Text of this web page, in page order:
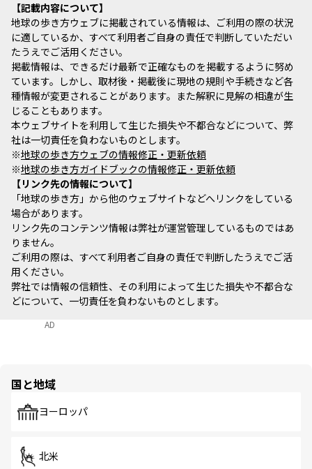
記載内容について
地球の歩き方ウェブに掲載されている情報は、ご利用の際の状況
に適しているか、すべて利用者ご自身の責任で判断していただい
たうえでご活用ください。
掲載情報は、できるだけ最新で正確なものを掲載するように努め
ています。しかし、取材後・掲載後に現地の規則や手続きなど各
種情報が変更されることがあります。また解釈に見解の相違が生
じることもあります。
本ウェブサイトを利用して生じた損失や不都合などについて、弊
社は一切責任を負わないものとします。
※地球の歩き方ウェブの情報修正・更新依頼
※地球の歩き方ガイドブックの情報修正・更新依頼
リンク先の情報について
「地球の歩き方」から他のウェブサイトなどへリンクをしている
場合があります。
リンク先のコンテンツ情報は弊社が運営管理しているものではあ
りません。
ご利用の際は、すべて利用者ご自身の責任で判断したうえでご活
用ください。
弊社では情報の信頼性、その利用によって生じた損失や不都合な
どについて、一切責任を負わないものとします。
AD
国と地域
ヨーロッパ
北米